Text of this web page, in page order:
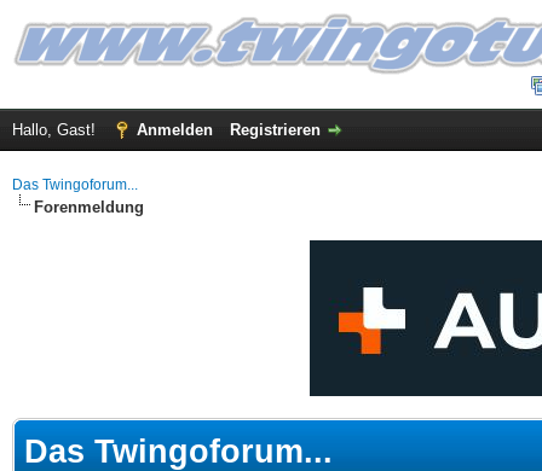
Hallo, Gast! Anmelden Registrieren
Das Twingoforum...
Forenmeldung
Das Twingoforum...